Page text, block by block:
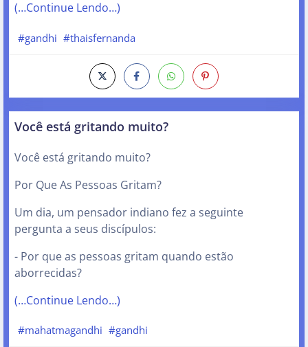
(…Continue Lendo…)
#gandhi #thaisfernanda
Você está gritando muito?
Você está gritando muito?
Por Que As Pessoas Gritam?
Um dia, um pensador indiano fez a seguinte
pergunta a seus discípulos:
- Por que as pessoas gritam quando estão
aborrecidas?
(…Continue Lendo…)
#mahatmagandhi #gandhi